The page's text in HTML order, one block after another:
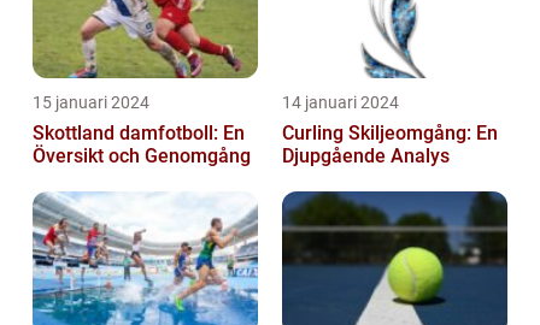
15 januari 2024
Skottland damfotboll: En
Översikt och Genomgång
14 januari 2024
Curling Skiljeomgång: En
Djupgående Analys